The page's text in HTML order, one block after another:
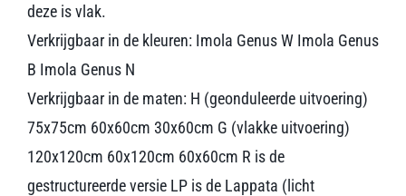
deze is vlak.
Verkrijgbaar in de kleuren: Imola Genus W Imola Genus
B Imola Genus N
Verkrijgbaar in de maten: H (geonduleerde uitvoering)
75x75cm 60x60cm 30x60cm G (vlakke uitvoering)
120x120cm 60x120cm 60x60cm R is de
gestructureerde versie LP is de Lappata (licht